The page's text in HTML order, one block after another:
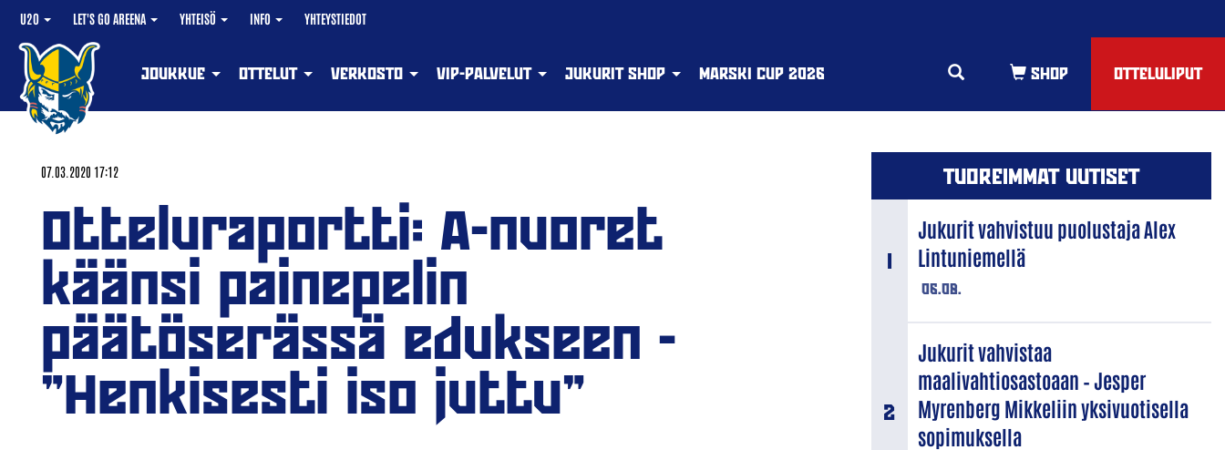
U20 LET'S GO AREENA YHTEISÖ INFO YHTEYSTIEDOT
OTTELULIPUT
JOUKKUE OTTELUT VERKOSTO VIP-PALVELUT JUKURIT SHOP MARSKI CUP 2026
07.03.2020 17:12
Otteluraportti: A-nuoret
käänsi painepelin
päätöserässä edukseen -
"Henkisesti iso juttu"
TUOREIMMAT UUTISET
06.08.
Jukurit vahvistuu puolustaja Alex
Lintuniemellä
Jukurit vahvistaa
maalivahtiosastoaan – Jesper
Myrenberg Mikkeliin yksivuotisella
sopimuksella